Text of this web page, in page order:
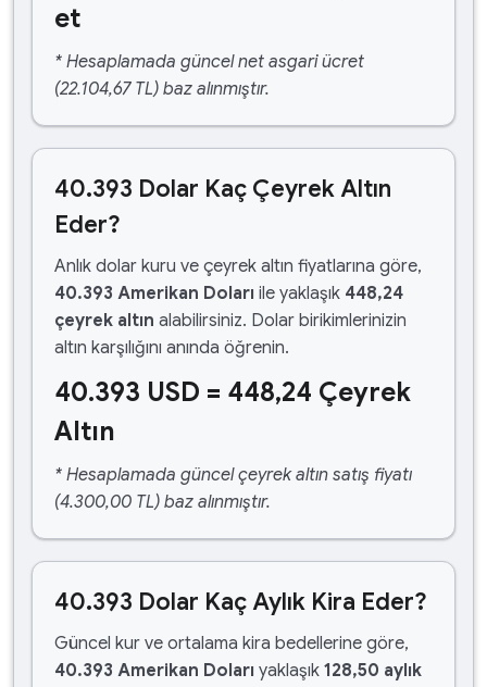
et
* Hesaplamada güncel net asgari ücret
(22.104,67 TL) baz alınmıştır.
40.393 Dolar Kaç Çeyrek Altın
Eder?
Anlık dolar kuru ve çeyrek altın fiyatlarına göre,
40.393 Amerikan Doları ile yaklaşık 448,24
çeyrek altın alabilirsiniz. Dolar birikimlerinizin
altın karşılığını anında öğrenin.
40.393 USD = 448,24 Çeyrek
Altın
* Hesaplamada güncel çeyrek altın satış fiyatı
(4.300,00 TL) baz alınmıştır.
40.393 Dolar Kaç Aylık Kira Eder?
Güncel kur ve ortalama kira bedellerine göre,
40.393 Amerikan Doları yaklaşık 128,50 aylık